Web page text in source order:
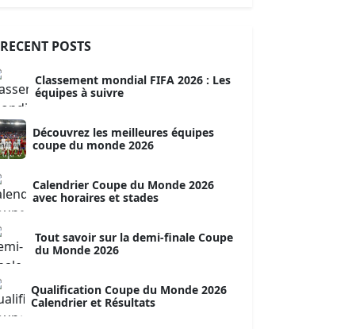
RECENT POSTS
Classement mondial FIFA 2026 : Les
équipes à suivre
Découvrez les meilleures équipes
coupe du monde 2026
Calendrier Coupe du Monde 2026
avec horaires et stades
Tout savoir sur la demi-finale Coupe
du Monde 2026
Qualification Coupe du Monde 2026
Calendrier et Résultats